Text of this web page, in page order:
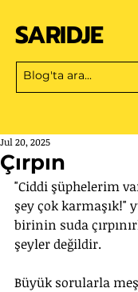
SARIDJE
Çırpın
Jul 20, 2025
"Ciddi şüphelerim
şey çok karmaşık!"
birinin suda
şeyler değildir.
Büyük sorularla